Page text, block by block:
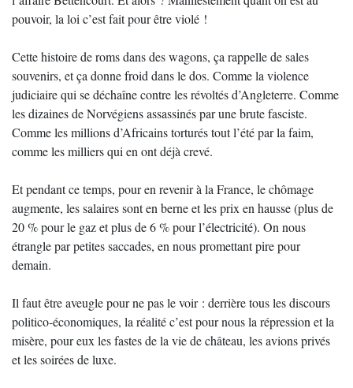
pouvoir, la loi c’est fait pour être violé !
Cette histoire de roms dans des wagons, ça rappelle de sales
souvenirs, et ça donne froid dans le dos. Comme la violence
judiciaire qui se déchaîne contre les révoltés d’Angleterre. Comme
les dizaines de Norvégiens assassinés par une brute fasciste.
Comme les millions d’Africains torturés tout l’été par la faim,
comme les milliers qui en ont déjà crevé.
Et pendant ce temps, pour en revenir à la France, le chômage
augmente, les salaires sont en berne et les prix en hausse (plus de
20 % pour le gaz et plus de 6 % pour l’électricité). On nous
étrangle par petites saccades, en nous promettant pire pour
demain.
Il faut être aveugle pour ne pas le voir : derrière tous les discours
politico-économiques, la réalité c’est pour nous la répression et la
misère, pour eux les fastes de la vie de château, les avions privés
et les soirées de luxe.